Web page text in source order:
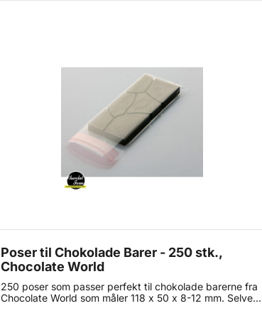
Poser til Chokolade Barer - 250 stk.,
Chocolate World
250 poser som passer perfekt til chokolade barerne fra
Chocolate World som måler 118 x 50 x 8-12 mm. Selve